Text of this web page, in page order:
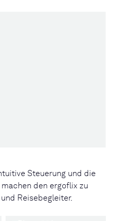
Steuerung und die
den ergoflix zu
Reisebegleiter.